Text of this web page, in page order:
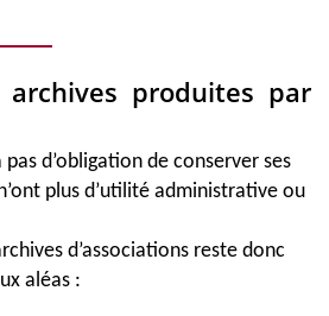
archives produites par
d’obligation de conserver ses
plus d’utilité administrative ou
d’associations reste donc
aléas :